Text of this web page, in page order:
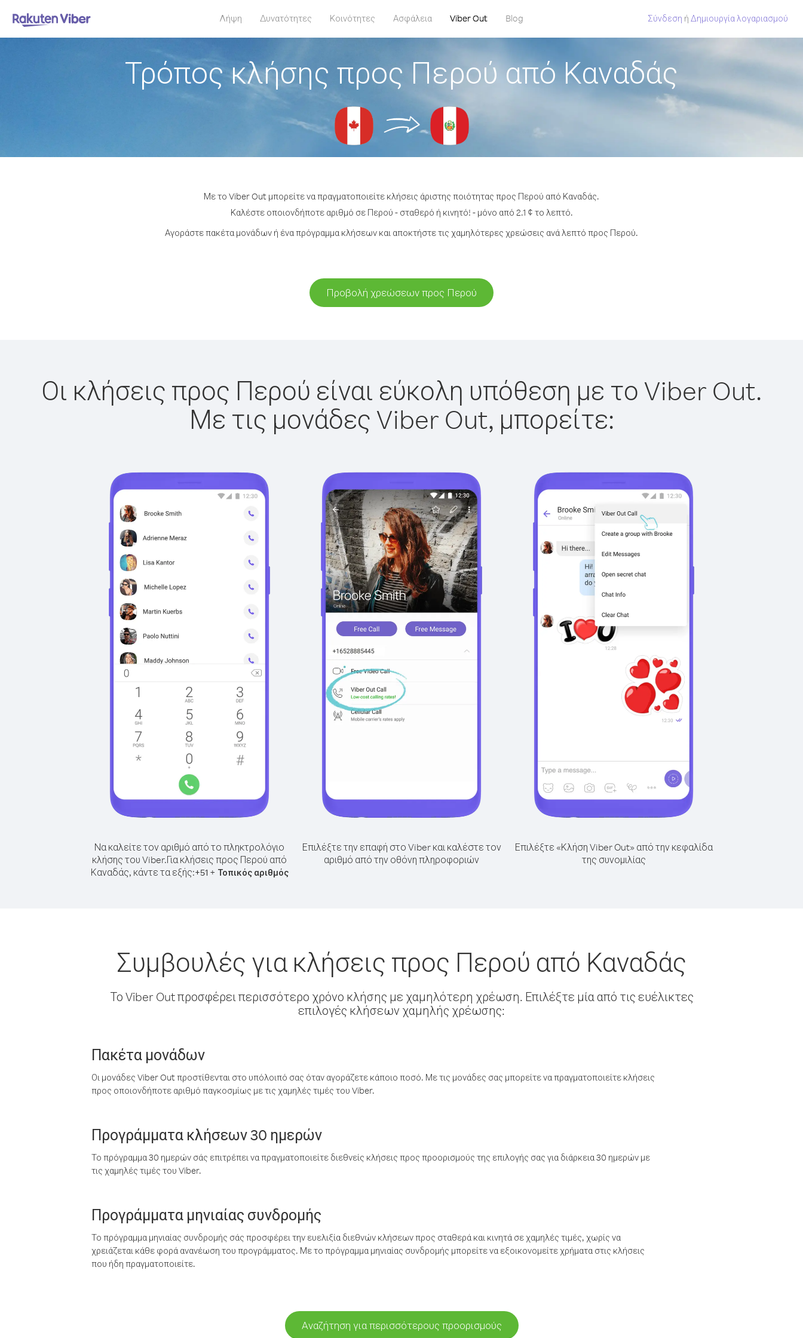
Λήψη Δυνατότητες Κοινότητες Ασφάλεια Viber Out Blog Σύνδεση ή Δημιουργία λογαριασμού
Τρόπος κλήσης προς Περού από Καναδάς
Με το Viber Out μπορείτε να πραγματοποιείτε κλήσεις άριστης ποιότητας προς Περού από Καναδάς.
Καλέστε οποιονδήποτε αριθμό σε Περού - σταθερό ή κινητό! - μόνο από 2.1 ¢ το λεπτό.
Αγοράστε πακέτα μονάδων ή ένα πρόγραμμα κλήσεων και αποκτήστε τις χαμηλότερες χρεώσεις ανά λεπτό προς Περού.
Προβολή χρεώσεων προς Περού
Οι κλήσεις προς Περού είναι εύκολη υπόθεση με το Viber Out.
Με τις μονάδες Viber Out, μπορείτε:
Να καλείτε τον αριθμό από το πληκτρολόγιο
κλήσης του Viber.Για κλήσεις προς Περού από
Καναδάς, κάντε τα εξής:+51+ Τοπικός αριθμός
Επιλέξτε την επαφή στο Viber και καλέστε τον
αριθμό από την οθόνη πληροφοριών
Επιλέξτε «Κλήση Viber Out» από την κεφαλίδα
της συνομιλίας
Συμβουλές για κλήσεις προς Περού από Καναδάς
Το Viber Out προσφέρει περισσότερο χρόνο κλήσης με χαμηλότερη χρέωση. Επιλέξτε μία από τις ευέλικτες
επιλογές κλήσεων χαμηλής χρέωσης:
Πακέτα μονάδων
Οι μονάδες Viber Out προστίθενται στο υπόλοιπό σας όταν αγοράζετε κάποιο ποσό. Με τις μονάδες σας μπορείτε να πραγματοποιείτε κλήσεις
προς οποιονδήποτε αριθμό παγκοσμίως με τις χαμηλές τιμές του Viber.
Προγράμματα κλήσεων 30 ημερών
Το πρόγραμμα 30 ημερών σάς επιτρέπει να πραγματοποιείτε διεθνείς κλήσεις προς προορισμούς της επιλογής σας για διάρκεια 30 ημερών με
τις χαμηλές τιμές του Viber.
Προγράμματα μηνιαίας συνδρομής
Το πρόγραμμα μηνιαίας συνδρομής σάς προσφέρει την ευελιξία διεθνών κλήσεων προς σταθερά και κινητά σε χαμηλές τιμές, χωρίς να
χρειάζεται κάθε φορά ανανέωση του προγράμματος. Με το πρόγραμμα μηνιαίας συνδρομής μπορείτε να εξοικονομείτε χρήματα στις κλήσεις
που ήδη πραγματοποιείτε.
Αναζήτηση για περισσότερους προορισμούς